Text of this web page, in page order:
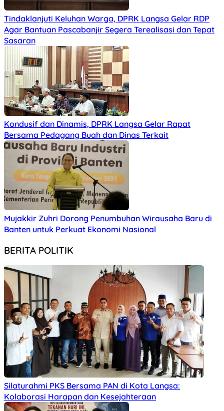
Tindaklanjuti Keluhan Warga, DPRK Langsa Gelar RDP
Agar Bantuan Pascabanjir Segera Terealisasi dan Tepat
Sasaran
Kondusif dan Dinamis, DPRK Langsa Gelar Rapat
Bersama Pedagang Buah dan Dinas Terkait
Mujakkir Zuhri Dorong Penumbuhan Wirausaha Baru di
Banten untuk Perkuat Ekonomi Nasional
BERITA POLITIK
Silaturahmi PKS Bersama PAN di Kota Langsa:
Kolaborasi Harapan dan Kesejahteraan